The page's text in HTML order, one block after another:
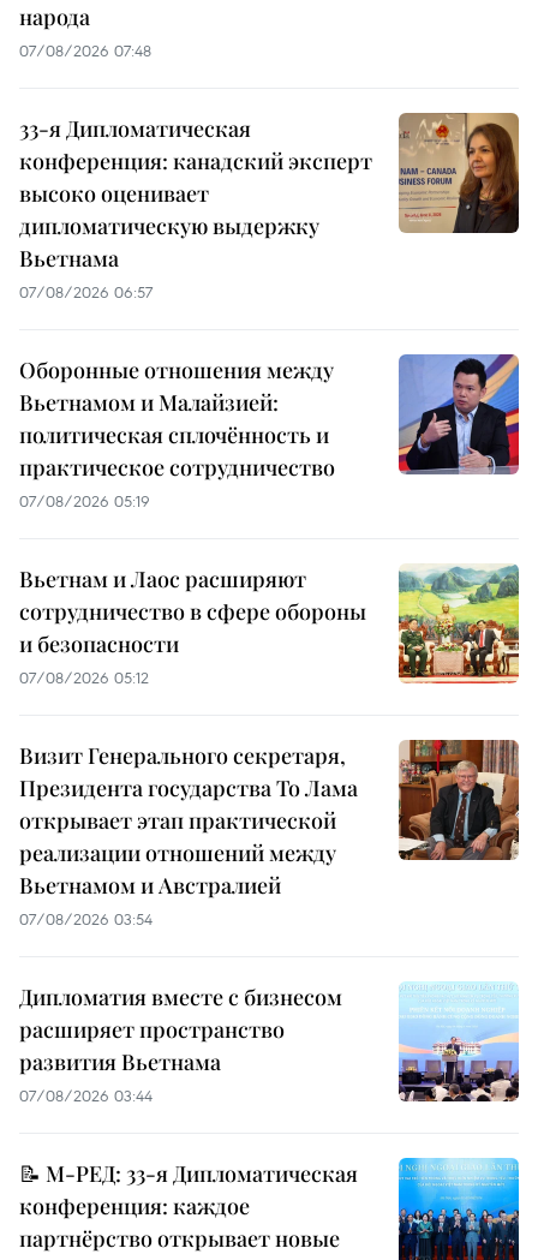
народа
07/08/2026 07:48
33-я Дипломатическая
конференция: канадский эксперт
высоко оценивает
дипломатическую выдержку
Вьетнама
07/08/2026 06:57
Оборонные отношения между
Вьетнамом и Малайзией:
политическая сплочённость и
практическое сотрудничество
07/08/2026 05:19
Вьетнам и Лаос расширяют
сотрудничество в сфере обороны
и безопасности
07/08/2026 05:12
Визит Генерального секретаря,
Президента государства То Лама
открывает этап практической
реализации отношений между
Вьетнамом и Австралией
07/08/2026 03:54
Дипломатия вместе с бизнесом
расширяет пространство
развития Вьетнама
07/08/2026 03:44
📝 М-РЕД: 33-я Дипломатическая
конференция: каждое
партнёрство открывает новые